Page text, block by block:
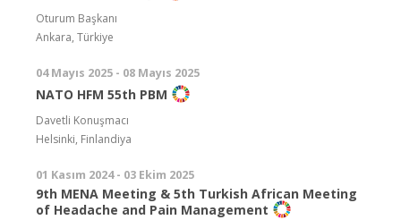
Oturum Başkanı
Ankara, Türkiye
04 Mayıs 2025 - 08 Mayıs 2025
NATO HFM 55th PBM
Davetli Konuşmacı
Helsinki, Finlandiya
01 Kasım 2024 - 03 Ekim 2025
9th MENA Meeting & 5th Turkish African Meeting
of Headache and Pain Management